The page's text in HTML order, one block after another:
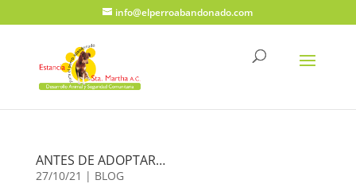
info@elperroabandonado.com
ANTES DE ADOPTAR…
27/10/21 | BLOG